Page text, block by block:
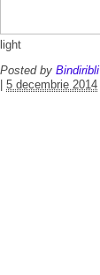
light
Posted by Bindiribli
5 decembrie 2014